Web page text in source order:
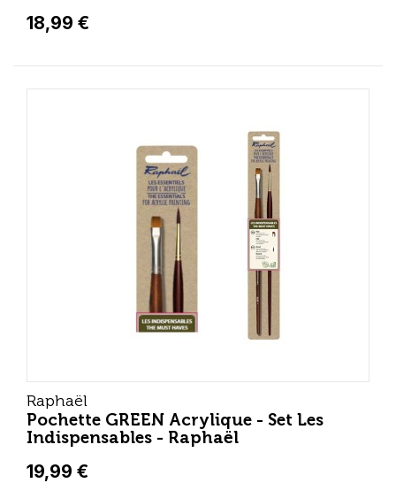
18,99 €
Raphaël
Pochette GREEN Acrylique - Set Les
Indispensables - Raphaël
19,99 €